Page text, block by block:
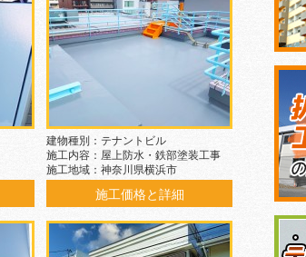
建物種別：テナントビル
施工内容：屋上防水・鉄部塗装工事
施工地域：神奈川県横浜市
施工価格と詳細